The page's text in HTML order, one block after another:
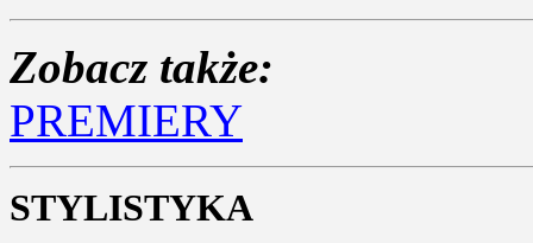
Zobacz także:
PREMIERY
STYLISTYKA